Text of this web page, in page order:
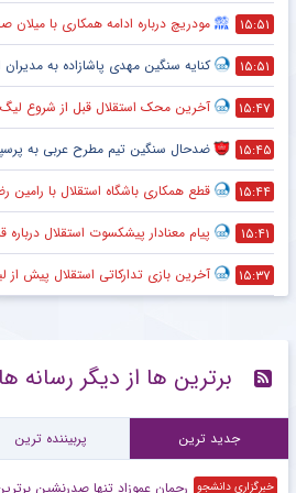
۱۵:۵۱ مودریچ درباره ادامه همکاری با
۱۵:۵۱ کنایه سنگین مهدی پاشازاده به
۱۵:۴۷ آخرین محک استقلال قبل از شروع لیگ؛
۱۵:۴۵ ضدحال سنگین تیم مطرح عربی به
۱۵:۴۴ قطع همکاری باشگاه استقلال با رامین
۱۵:۴۱ پیام معنادار پیشکسوت استقلال درباره
۱۵:۳۷ آخرین بازی تدارکاتی استقلال پیش
برترین ها از دیگر رسانه
جدید ترین پربیننده ترین
خبرگزاری دانشجو رحمان عموزاد تنها صدرنشین